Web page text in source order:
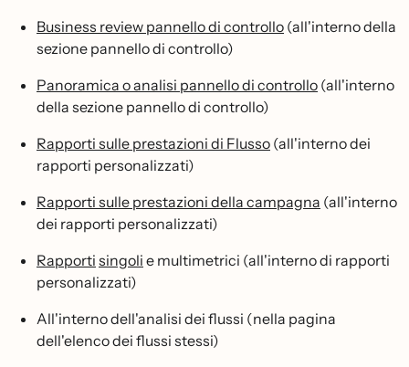
Business review pannello di controllo (all'interno della
sezione pannello di controllo)
Panoramica o analisi pannello di controllo (all'interno
della sezione pannello di controllo)
Rapporti sulle prestazioni di Flusso (all'interno dei
rapporti personalizzati)
Rapporti sulle prestazioni della campagna (all'interno
dei rapporti personalizzati)
Rapporti singoli e multimetrici (all'interno di rapporti
personalizzati)
All'interno dell'analisi dei flussi (nella pagina
dell'elenco dei flussi stessi)